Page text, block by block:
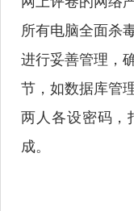
所有电脑全面杀
进行妥善管理，
节，如数据库管
两人各设密码，
成。